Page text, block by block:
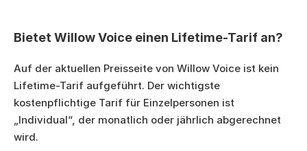
Bietet Willow Voice einen Lifetime-Tarif an?
Auf der aktuellen Preisseite von Willow Voice ist kein
Lifetime-Tarif aufgeführt. Der wichtigste
kostenpflichtige Tarif für Einzelpersonen ist
„Individual“, der monatlich oder jährlich abgerechnet
wird.